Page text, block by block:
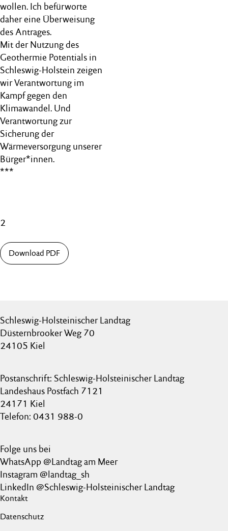
wollen. Ich befürworte
daher eine Überweisung
des Antrages.
Mit der Nutzung des
Geothermie Potentials in
Schleswig-Holstein zeigen
wir Verantwortung im
Kampf gegen den
Klimawandel. Und
Verantwortung zur
Sicherung der
Wärmeversorgung unserer
Bürger*innen.
***
2
Download PDF
Schleswig-Holsteinischer Landtag
Düsternbrooker Weg 70
24105 Kiel
Postanschrift: Schleswig-Holsteinischer Landtag
Landeshaus Postfach 7121
24171 Kiel
Telefon: 0431 988-0
Folge uns bei
WhatsApp @Landtag am Meer
Instagram @landtag_sh
LinkedIn @Schleswig-Holsteinischer Landtag
Kontakt
Datenschutz